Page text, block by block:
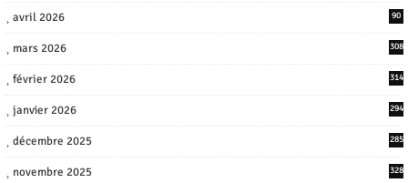
avril 2026 90
mars 2026 308
février 2026 314
janvier 2026 294
décembre 2025 285
novembre 2025 328